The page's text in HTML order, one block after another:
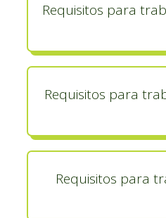
Requisitos para
Requisitos para
Requisitos para